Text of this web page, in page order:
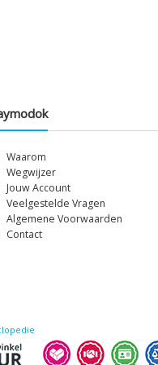
Waarom
Wegwijzer
Jouw Account
Veelgestelde Vragen
Algemene Voorwaarden
Contact